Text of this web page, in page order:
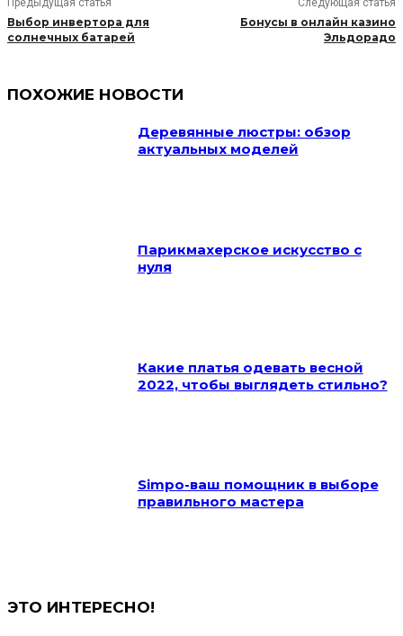
Предыдущая статья
Выбор инвертора для
солнечных батарей
Следующая статья
Бонусы в онлайн казино
Эльдорадо
ПОХОЖИЕ НОВОСТИ
Деревянные люстры: обзор
актуальных моделей
Парикмахерское искусство с
нуля
Какие платья одевать весной
2022, чтобы выглядеть стильно?
Simpo-ваш помощник в выборе
правильного мастера
ЭТО ИНТЕРЕСНО!